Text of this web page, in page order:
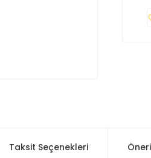
Taksit Seçenekleri